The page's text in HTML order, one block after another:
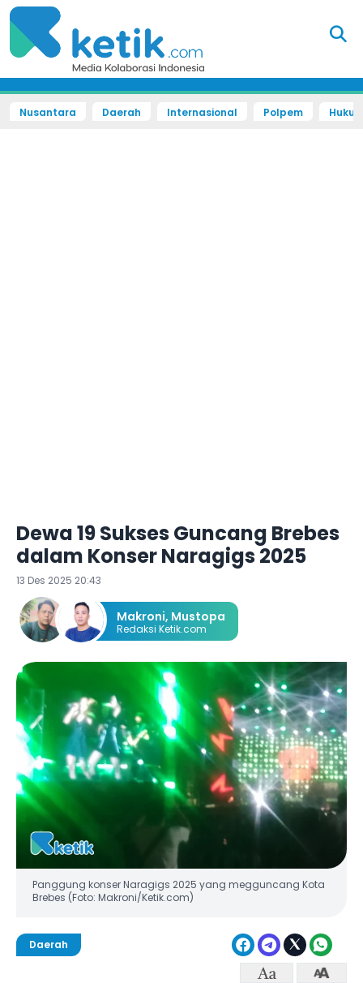
Nusantara Daerah Internasional Polpem
Dewa 19 Sukses Guncang Brebes
dalam Konser Naragigs 2025 ‎
13 Des 2025 20:43
Makroni, Mustopa
Redaksi Ketik.com
Panggung konser Naragigs 2025 yang megguncang Kota
Brebes (Foto: Makroni/Ketik.com)
Daerah